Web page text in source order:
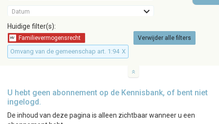
Datum
Huidige filter(s):
Omvang van de gemeenschap art. 1:94 X
Verwijder alle filters
U hebt geen abonnement op de Kennisbank, of bent niet
ingelogd.
De inhoud van deze pagina is alleen zichtbaar wanneer u een